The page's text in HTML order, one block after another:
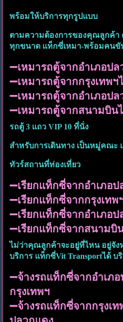
พร้อมให้บริการทุกรูปแบบ
ตามความต้องการของคุณลูกค้า
ทุกขนาด แท็กซี่เหมา-พร้อมคนขั
➖เหมารถตู้จากอำเภอป
➖เหมารถตู้จากกรุงเทพ
➖เหมารถตู้จากอำเภอป
➖เหมารถตู้จากสนามบิน
รถตู้ 3 แถว VIP 10 ที่นั่ง
สำหรับการเดินทาง เป็นหมู่คณะ
ทัวร์สถานที่ท่องเที่ยว
➖เรียกแท็กซี่จากอำเภอ
➖เรียกแท็กซี่จากกรุงเท
➖เรียกแท็กซี่จากอำเภอ
➖เรียกแท็กซี่จากสนามบิ
ไม่ว่าคุณลูกค้าจะอยู่ที่ไหน อยู่จัง
บริการ แท็กซี่Vit Transportได้ บ
➖จ้างรถแท็กซี่จากอำเภ
กรุงเทพฯ
➖จ้างรถแท็กซี่จากกรุงเท